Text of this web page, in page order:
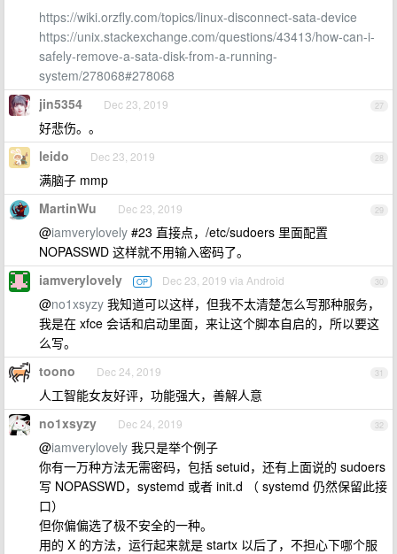
https://wiki.orzfly.com/topics/linux-disconnect-sata-device
https://unix.stackexchange.com/questions/43413/how-can-i-
safely-remove-a-sata-disk-from-a-running-
system/278068#278068
27
jin5354 Dec 23, 2019
好悲伤。。
28
leido Dec 23, 2019
满脑子 mmp
29
MartinWu Dec 23, 2019
@iamverylovely #23 直接点，/etc/sudoers 里面配置
NOPASSWD 这样就不用输入密码了。
30
iamverylovely OP Dec 23, 2019 via Android
@no1xsyzy 我知道可以这样，但我不太清楚怎么写那种服务，
我是在 xfce 会话和启动里面，来让这个脚本自启的，所以要这
么写。
31
toono Dec 24, 2019
人工智能女友好评，功能强大，善解人意
32
no1xsyzy Dec 24, 2019
@iamverylovely 我只是举个例子
你有一万种方法无需密码，包括 setuid，还有上面说的 sudoers
写 NOPASSWD，systemd 或者 init.d （ systemd 仍然保留此接
口）
但你偏偏选了极不安全的一种。
用的 X 的方法，运行起来就是 startx 以后了，不担心下哪个服